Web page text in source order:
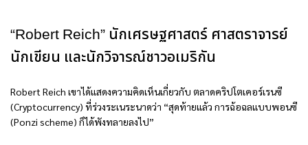
“Robert Reich” นักเศรษฐศาสตร์ ศาสตราจารย์
นักเขียน และนักวิจารณ์ชาวอเมริกัน
Robert Reich เขาได้แสดงความคิดเห็นเกี่ยวกับ ตลาดคริปโตเคอร์เรนซี
(Cryptocurrency) ที่ร่วงระเนระนาดว่า “สุดท้ายแล้ว การฉ้อฉลแบบพอนซี
(Ponzi scheme) ก็ได้พังทลายลงไป”